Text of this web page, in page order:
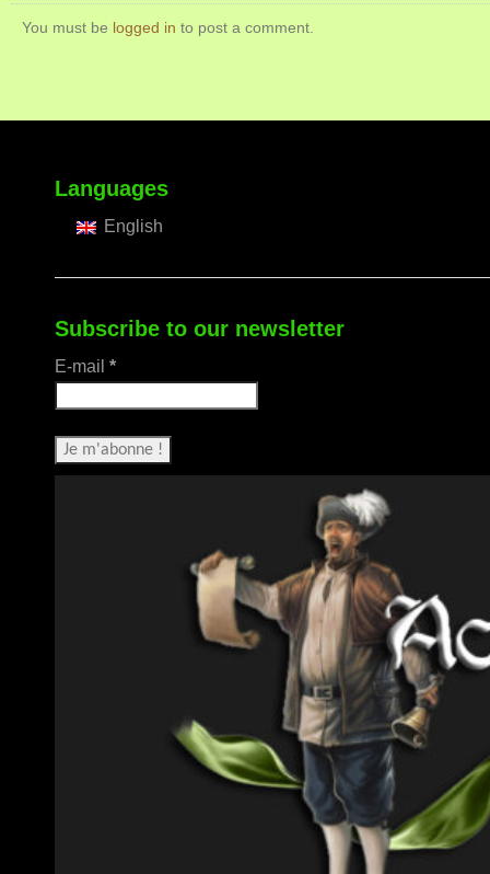
You must be logged in to post a comment.
Languages
English
Subscribe to our newsletter
E-mail *